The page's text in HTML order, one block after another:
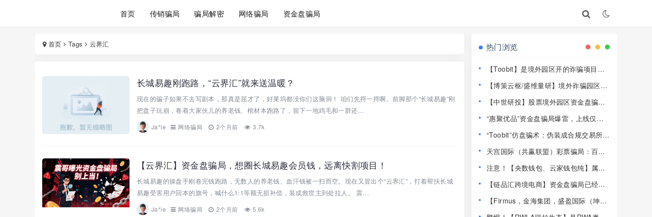
首页 传销骗局 骗局解密 网络骗局 资金盘骗局
首页 Tags 云界汇
长城易趣刚跑路，“云界汇”就来送温暖？
现在的骗子如果不去写剧本，那真是屈才了，好莱坞都没你们这脑洞！ 咱们先捋一捋啊。前脚那个“长城易趣”刚
把盘子玩崩，卷着大家伙儿的养老钱、棺材本跑路了，留下一地鸡毛和一群还...
Ja*ie 网络骗局 2个月前 3.7k
【云界汇】资金盘骗局，想圈长城易趣会员钱，远离快割项目！
长城易趣的操盘手刚卷完钱跑路，无数人的养老钱、血汗钱被一扫而空。现在又冒出个“云界汇”，打着帮扶长城
易趣受害用户回本的旗号，喊什么1:1等额无损补偿，装成救世主到处拉人。 震...
Ja*ie 网络骗局 2个月前 5.6k
热门浏览
【Toobit】是境外园区开的诈骗项目，
【博策云枢/盛维量研】境外诈骗园区开
【中世研投】股票境外园区资金盘骗
章，高度预警，崩盘在即！
“惠聚优品”资金盘骗局爆雷，上线仅半
“Toobit”仿盘骗术：伪装成合规交易所，
骗局！
天宫国际（共赢联盟）彩票骗局：百景
型的杀猪盘，远离！
注意！【央数钱包、云家钱包纯】属民
【链品汇跨境电商】资金盘骗局已经崩
【Firmus，金海集团，盛盈国际（坤宇